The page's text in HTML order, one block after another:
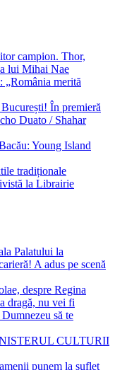
campion. Thor,
lui Mihai Nae
merită
În premieră
Duato / Shahar
Young Island
tradiționale
la Librairie
Palatului la
A adus pe scenă
despre Regina
dragă, nu vei fi
să te
CULTURII
punem la suflet